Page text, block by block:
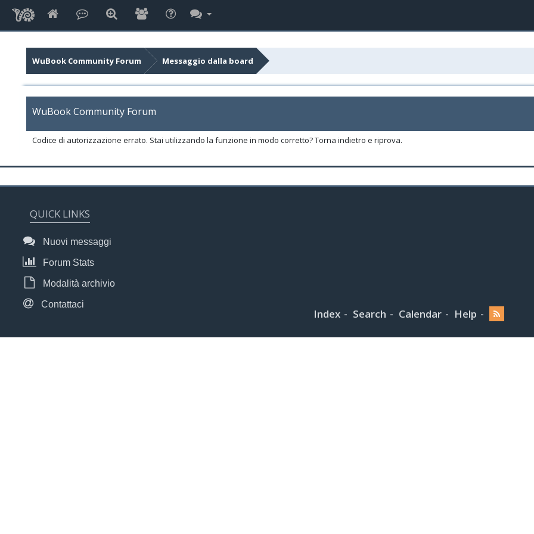
WuBook Community Forum Messaggio dalla board
WuBook Community Forum
Codice di autorizzazione errato. Stai utilizzando la funzione in modo corretto? Torna indietro e riprova.
QUICK LINKS
Nuovi messaggi
Forum Stats
Modalità archivio
Contattaci
Index Search Calendar Help